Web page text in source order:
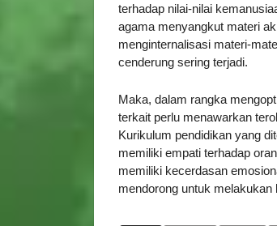
terhadap nilai-nilai
agama menyangkut materi
menginternalisasi materi-
cenderung sering terjadi.
Maka, dalam rangka
terkait perlu menawarkan
Kurikulum pendidikan yang
memiliki empati terhadap
memiliki kecerdasan
mendorong untuk melakukan